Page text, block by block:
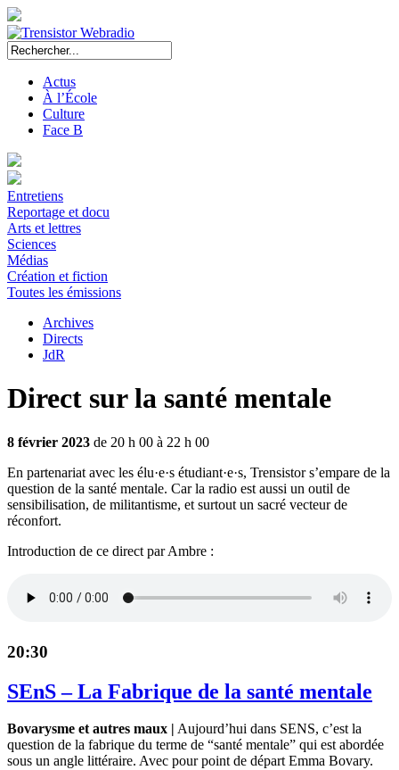
Actus
À l’École
Culture
Face B
Entretiens
Reportage et docu
Arts et lettres
Sciences
Médias
Création et fiction
Toutes les émissions
Archives
Directs
JdR
Direct sur la santé mentale
8 février 2023 de 20 h 00 à 22 h 00
En partenariat avec les élu·e·s étudiant·e·s, Trensistor s’empare de la
question de la santé mentale. Car la radio est aussi un outil de
sensibilisation, de militantisme, et surtout un sacré vecteur de
réconfort.
Introduction de ce direct par Ambre :
20:30
SEnS – La Fabrique de la santé mentale
Bovarysme et autres maux | Aujourd’hui dans SENS, c’est la
question de la fabrique du terme de “santé mentale” qui est abordée
sous un angle littéraire. Avec pour point de départ Emma Bovary.